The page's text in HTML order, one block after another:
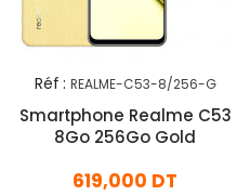
Réf : REALME-C53-8/256-G
Smartphone Realme C53
8Go 256Go Gold
619,000 DT